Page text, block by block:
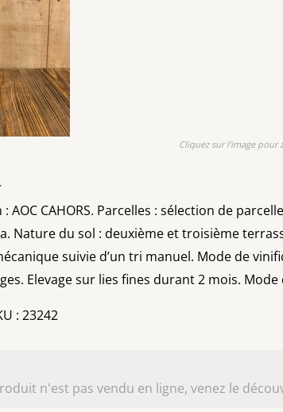
Cliquez sur l'image pour
AOC CAHORS. Parcelles : sélection de
Nature du sol : deuxième et troisième
suivie d’un tri manuel. Mode de
Elevage sur lies fines durant 2 mois.
: 23242
n'est pas vendu en ligne, venez le